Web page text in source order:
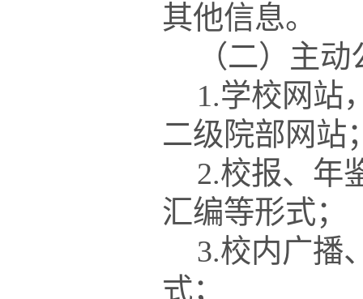
其他信息。
（二）主
1.学校网站
二级院部网站
2.校报、年
汇编等形式；
3.校内广播
式；